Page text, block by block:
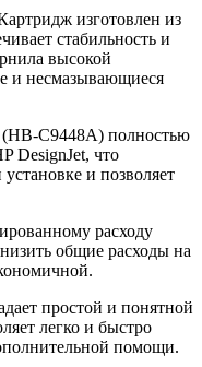
изготовлен из
стабильность и
высокой
и несмазывающиеся
C9448A) полностью
DesignJet, что
и позволяет
расходу
общие расходы на
простой и понятной
легко и быстро
помощи.